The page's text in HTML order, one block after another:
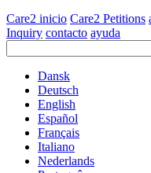
Care2 inicio Care2 Petitions
Inquiry contacto ayuda
Dansk
Deutsch
English
Español
Français
Italiano
Nederlands